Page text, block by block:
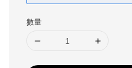
數量